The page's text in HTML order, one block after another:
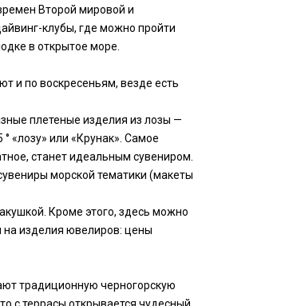
Второй мировой и
клубы, где можно пройти
в открытое море.
и по воскресеньям, везде есть
плетеные изделия из лозы —
«лозу» или «Крунак». Самое
станет идеальным сувениром.
морской тематики (макеты
Кроме этого, здесь можно
на изделия ювелиров: цены
традиционную черногорскую